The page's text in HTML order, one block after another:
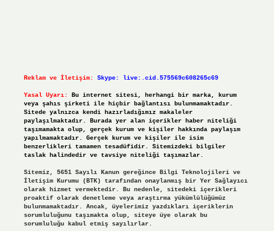
Reklam ve İletişim: Skype: live:.cid.575569c608265c69
Yasal Uyarı:
Bu internet sitesi, herhangi bir marka, kurum
veya şahıs şirketi ile hiçbir bağlantısı bulunmamaktadır.
Sitede yalnızca kendi hazırladığımız makaleler
paylaşılmaktadır. Burada yer alan içerikler haber niteliği
taşımamakta olup, gerçek kurum ve kişiler hakkında paylaşım
yapılmamaktadır. Gerçek kurum ve kişiler ile isim
benzerlikleri tamamen tesadüfidir. Sitemizdeki bilgiler
taslak halindedir ve tavsiye niteliği taşımazlar.
Sitemiz, 5651 Sayılı Kanun gereğince Bilgi Teknolojileri ve
İletişim Kurumu (BTK) tarafından onaylanmış bir Yer Sağlayıcı
olarak hizmet vermektedir. Bu nedenle, sitedeki içerikleri
proaktif olarak denetleme veya araştırma yükümlülüğümüz
bulunmamaktadır. Ancak, üyelerimiz yazdıkları içeriklerin
sorumluluğunu taşımakta olup, siteye üye olarak bu
sorumluluğu kabul etmiş sayılırlar.